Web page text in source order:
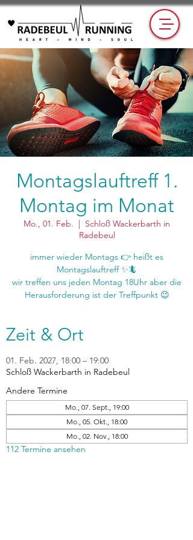
Montagslauftreff 1.
Montag im Monat
Mo., 01. Feb.
  |
Schloß Wackerbarth in
Radebeul
immer wieder Montags 👉 heißt es
Montagslauftreff ✨🦎
wir treffen uns jeden Montag 18Uhr aber die
Zeit & Ort
01. Feb. 2027, 18:00 – 19:00
Schloß Wackerbarth in Radebeul
Andere Termine
Mo., 07. Sept., 19:00
Mo., 05. Okt., 18:00
Mo., 02. Nov., 18:00
112 Termine ansehen